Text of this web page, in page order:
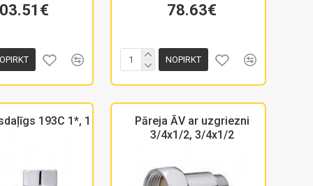
78.63€
NOPIRKT
193C 1*, 1
Pāreja ĀV ar uzgriezni
3/4x1/2, 3/4x1/2